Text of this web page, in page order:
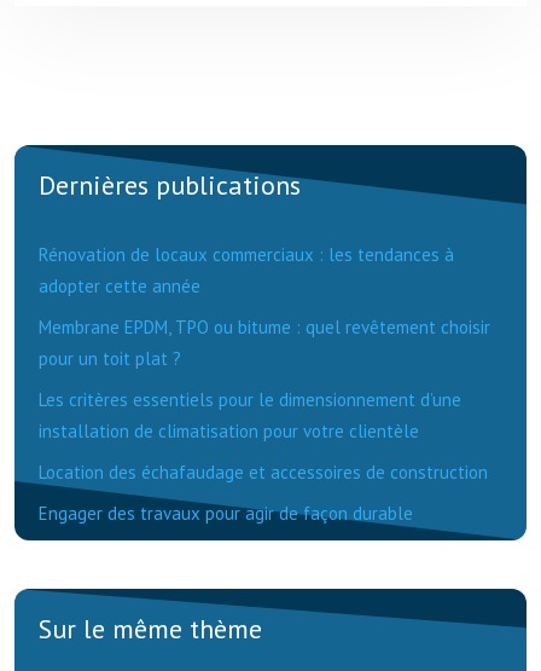
Dernières publications
Rénovation de locaux commerciaux : les tendances à
adopter cette année
Membrane EPDM, TPO ou bitume : quel revêtement choisir
pour un toit plat ?
Les critères essentiels pour le dimensionnement d’une
installation de climatisation pour votre clientèle
Location des échafaudage et accessoires de construction
Engager des travaux pour agir de façon durable
Sur le même thème